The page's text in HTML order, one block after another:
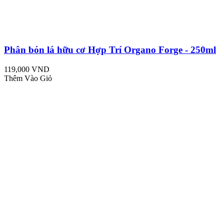
Phân bón lá hữu cơ Hợp Trí Organo Forge - 250ml
119,000 VND
Thêm Vào Giỏ